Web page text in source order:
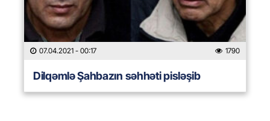
07.04.2021 - 00:17 1790
Dilqəmlə Şahbazın səhhəti pisləşib